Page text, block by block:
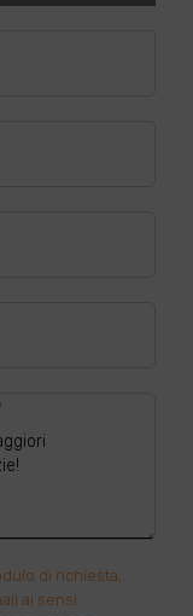
di richiesta,
ai sensi